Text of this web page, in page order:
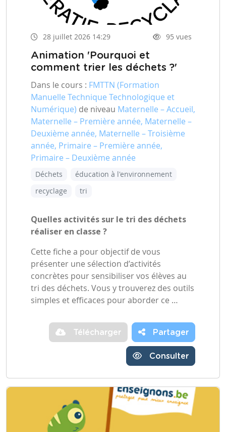
28 juillet 2026 14:29 95 vues
Animation 'Pourquoi et
comment trier les déchets ?'
Dans le cours : FMTTN (Formation
Manuelle Technique Technologique et
Numérique) de niveau Maternelle – Accueil,
Maternelle – Première année, Maternelle –
Deuxième année, Maternelle – Troisième
année, Primaire – Première année,
Primaire – Deuxième année
Déchets
éducation à l'environnement
recyclage
tri
Quelles activités sur le tri des déchets
réaliser en classe ?
Cette fiche a pour objectif de vous
présenter une sélection d’activités
concrètes pour sensibiliser vos élèves au
tri des déchets. Vous y trouverez des outils
simples et efficaces pour aborder ce …
Télécharger Partager
Consulter